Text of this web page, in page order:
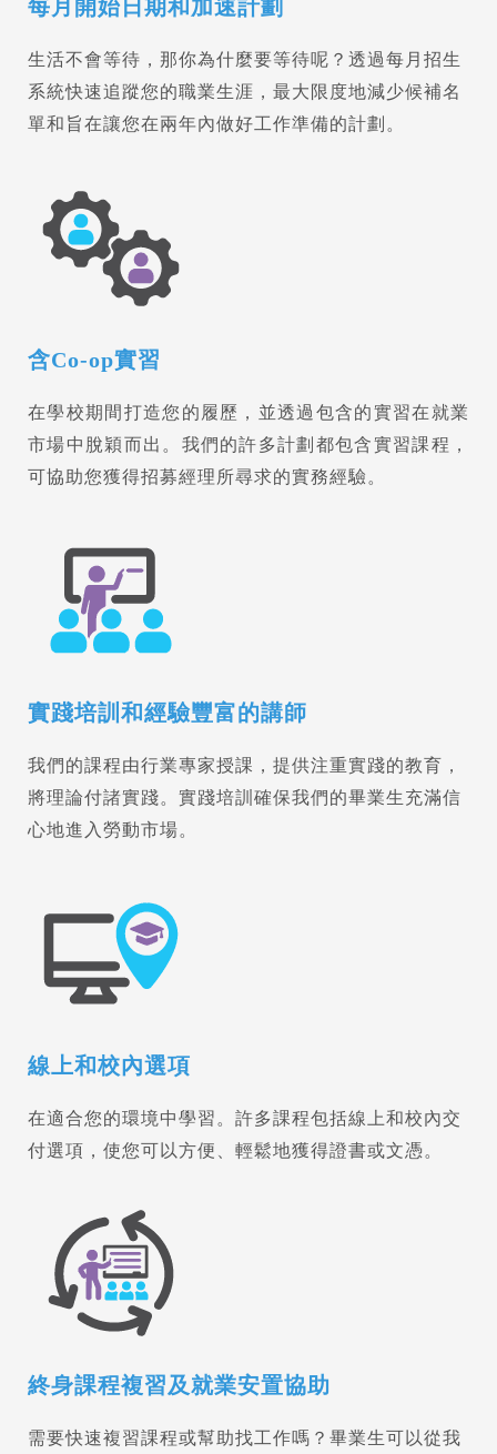
每月開始日期和加速計劃
生活不會等待，那你為什麼要等待呢？透過每月招生
系統快速追蹤您的職業生涯，最大限度地減少候補名
單和旨在讓您在兩年內做好工作準備的計劃。
含Co-op實習
在學校期間打造您的履歷，並透過包含的實習在就業
市場中脫穎而出。我們的許多計劃都包含實習課程，
可協助您獲得招募經理所尋求的實務經驗。
實踐培訓和經驗豐富的講師
我們的課程由行業專家授課，提供注重實踐的教育，
將理論付諸實踐。實踐培訓確保我們的畢業生充滿信
心地進入勞動市場。
線上和校內選項
在適合您的環境中學習。許多課程包括線上和校內交
付選項，使您可以方便、輕鬆地獲得證書或文憑。
終身課程複習及就業安置協助
需要快速複習課程或幫助找工作嗎？畢業生可以從我